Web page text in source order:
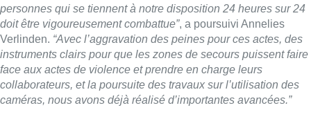
personnes qui se tiennent à notre disposition 24 heures sur 24
doit être vigoureusement combattue”, a poursuivi Annelies
Verlinden. “Avec l’aggravation des peines pour ces actes, des
instruments clairs pour que les zones de secours puissent faire
face aux actes de violence et prendre en charge leurs
collaborateurs, et la poursuite des travaux sur l’utilisation des
caméras, nous avons déjà réalisé d’importantes avancées.”